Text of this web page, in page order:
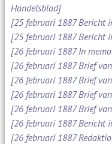
Handelsblad]
[25 februari 1887 Bericht
[25 februari 1887 Bericht
[26 februari 1887 In
[26 februari 1887 Brief
[26 februari 1887 Brief
[26 februari 1887 Brief
[26 februari 1887 Brief
[26 februari 1887 Bericht
[26 februari 1887